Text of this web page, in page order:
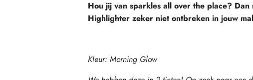
Hou jij van sparkles all over the place? Dan
Highlighter zeker niet ontbreken in jouw
Kleur: Morning Glow